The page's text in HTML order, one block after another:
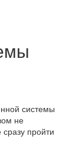
системы
не
пройти